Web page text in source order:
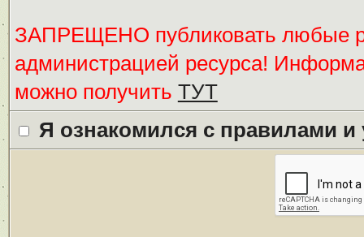
ЗАПРЕЩЕНО публиковать любые
администрацией ресурса!
можно получить ТУТ
Я ознакомился с правилами